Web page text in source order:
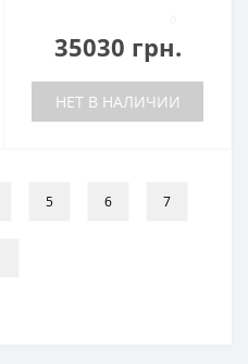
35030 грн.
НЕТ В НАЛИЧИИ
5 6 7